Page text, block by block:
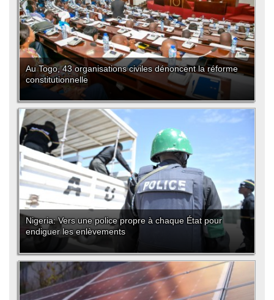
Au Togo, 43 organisations civiles dénoncent la réforme
constitutionnelle
Nigeria: Vers une police propre à chaque État pour
endiguer les enlèvements